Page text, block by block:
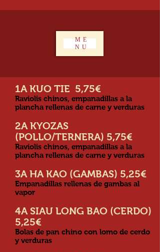
ME
NU
1A KUO TIE 5,75€
Raviolis chinos, empanadillas a la
plancha rellenas de carne y verduras
2A KYOZAS
(POLLO/TERNERA) 5,75€
Raviolis chinos, empanadillas a la
plancha rellenas de carne y verduras
3A HA KAO (GAMBAS) 5,25€
Empanadillas rellenas de gambas al
vapor
4A SIAU LONG BAO (CERDO)
5,25€
Bolas de pan chino con lomo de cerdo
y verduras